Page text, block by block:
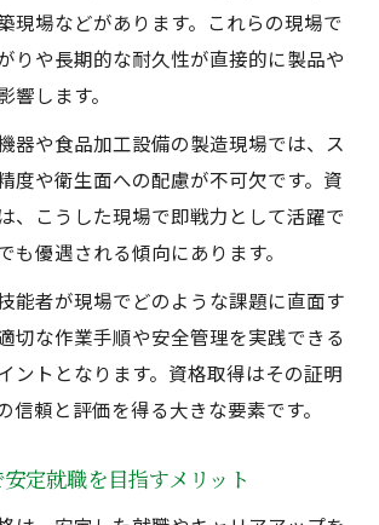
接資格と実務経験が開く新たな道
ステンレス溶接に挑戦できる秘訣
らステンレス溶接資格を取得する
格が未経験者の一歩をサポートす
格なしでも始められるステンレス溶
法
接資格で未経験から挑戦するポイ
接資格取得で未経験者も安心スタ
現場などがあります。これらの現場で
りや長期的な耐久性が直接的に製品や
響します。
器や食品加工設備の製造現場では、ス
度や衛生面への配慮が不可欠です。資
、こうした現場で即戦力として活躍で
も優遇される傾向にあります。
能者が現場でどのような課題に直面す
切な作業手順や安全管理を実践できる
ントとなります。資格取得はその証明
信頼と評価を得る大きな要素です。
定就職を目指すメリット